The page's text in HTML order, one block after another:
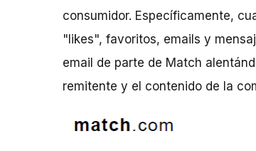
consumidor. Específicamente,
"likes", favoritos, emails y
email de parte de Match
remitente y el contenido de la